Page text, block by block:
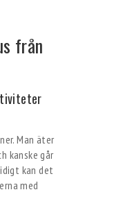
från
Man äter
kanske går
kan det
med